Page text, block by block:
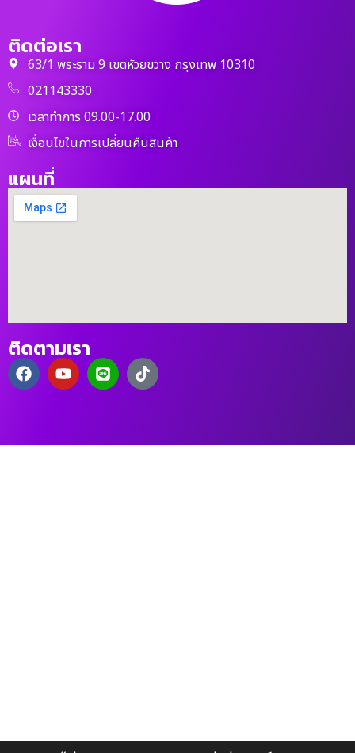
ติดต่อเรา
63/1 พระราม 9 เขตห้วยขวาง กรุงเทพ 10310
021143330
เวลาทำการ 09.00-17.00
เงื่อนไขในการเปลี่ยนคืนสินค้า
แผนที่
ติดตามเรา